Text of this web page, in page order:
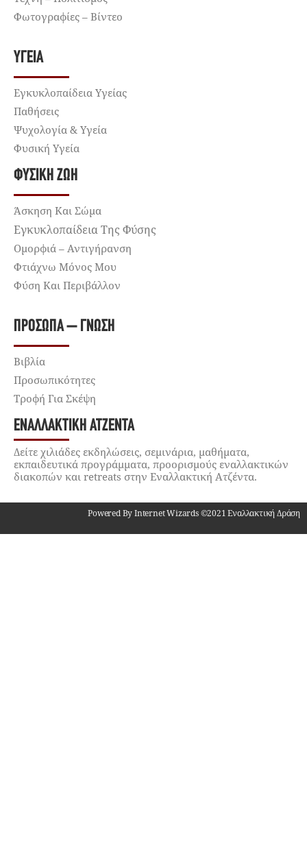
Φωτογραφίες – Βίντεο
ΥΓΕΊΑ
Εγκυκλοπαίδεια Υγείας
Παθήσεις
Ψυχολογία & Υγεία
Φυσική Υγεία
ΦΥΣΙΚΉ ΖΩΉ
Άσκηση Και Σώμα
Εγκυκλοπαίδεια Της Φύσης
Ομορφιά – Αντιγήρανση
Φτιάχνω Μόνος Μου
Φύση Και Περιβάλλον
ΠΡΌΣΩΠΑ – ΓΝΏΣΗ
Βιβλία
Προσωπικότητες
Τροφή Για Σκέψη
ΕΝΑΛΛΑΚΤΙΚΉ ΑΤΖΈΝΤΑ
Δείτε χιλιάδες εκδηλώσεις, σεμινάρια, μαθήματα,
εκπαιδευτικά προγράμματα, προορισμούς εναλλακτικών
διακοπών και retreats στην Εναλλακτική Ατζέντα.
Powered By Internet Wizards ©2021 Εναλλακτική Δράση